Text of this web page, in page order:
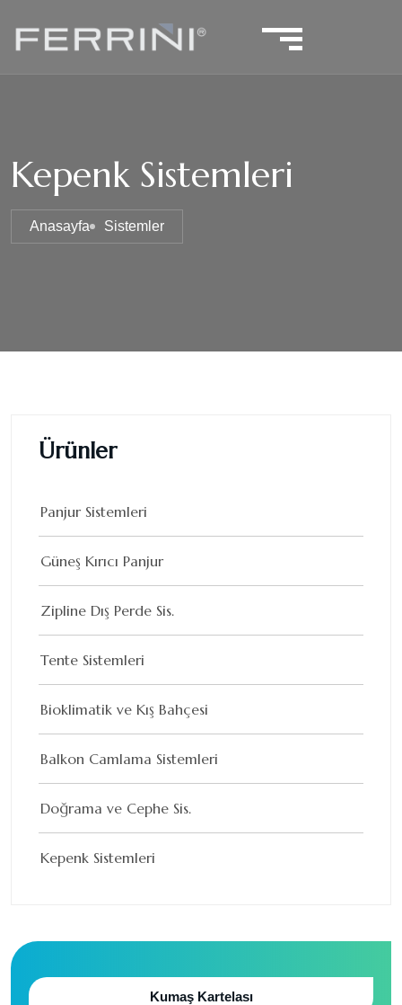
Kepenk Sistemleri
Anasayfa Sistemler
Ürünler
Panjur Sistemleri
Güneş Kırıcı Panjur
Zipline Dış Perde Sis.
Tente Sistemleri
Bioklimatik ve Kış Bahçesi
Balkon Camlama Sistemleri
Doğrama ve Cephe Sis.
Kepenk Sistemleri
Kumaş Kartelası